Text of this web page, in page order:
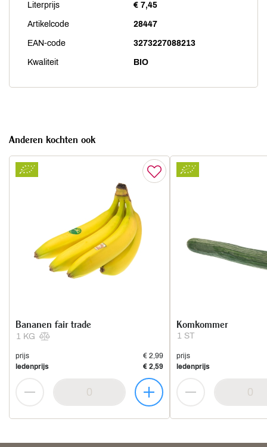
Literprijs € 7,45
Artikelcode 28447
EAN-code 3273227088213
Kwaliteit BIO
Anderen kochten ook
1 KG
Bananen fair trade
prijs
€ 2,99
ledenprijs
€ 2,59
1 ST
Komkommer
prijs
ledenprijs